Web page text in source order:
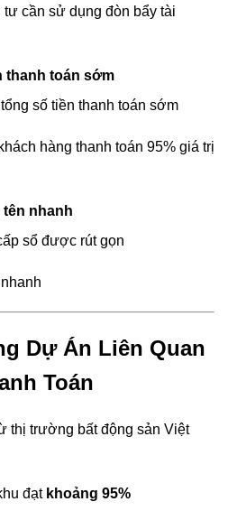
cần sử dụng đòn bẩy tài
thanh toán sớm
số tiền thanh toán sớm
hàng thanh toán 95% giá trị
tên nhanh
sổ được rút gọn
Dự Án Liên Quan
Toán
thị trường bất động sản Việt
đạt khoảng 95%